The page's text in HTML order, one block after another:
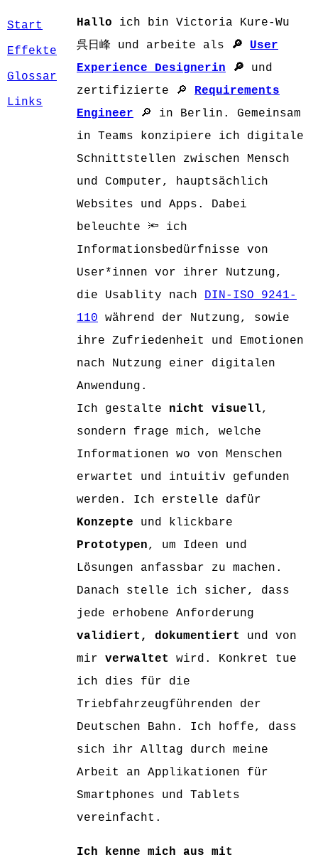
Start
Effekte
Glossar
Links
Hallo ich bin Victoria Kure-Wu
呉日峰 und arbeite als
🔎 User
Experience Designerin 🔎 und
zertifizierte 🔎 Requirements
Engineer 🔎 in Berlin. Gemeinsam
in Teams konzipiere ich digitale
Schnittstellen zwischen Mensch
und Computer, hauptsächlich
Websites und Apps. Dabei
beleuchte 🔦 ich
Informationsbedürfnisse von
User*innen vor ihrer Nutzung,
die Usablity nach DIN-ISO 9241-
110 während der Nutzung, sowie
ihre Zufriedenheit und Emotionen
nach Nutzung einer digitalen
Anwendung.
Ich gestalte nicht visuell,
sondern frage mich, welche
Informationen wo von Menschen
erwartet und intuitiv gefunden
werden. Ich erstelle dafür
Konzepte und klickbare
Prototypen, um Ideen und
Lösungen anfassbar zu machen.
Danach stelle ich sicher, dass
jede erhobene Anforderung
validiert, dokumentiert und von
mir verwaltet wird. Konkret tue
ich dies für die
Triebfahrzeugführenden der
Deutschen Bahn. Ich hoffe, dass
sich ihr Alltag durch meine
Arbeit an Applikationen für
Smartphones und Tablets
vereinfacht.
Ich kenne mich aus mit